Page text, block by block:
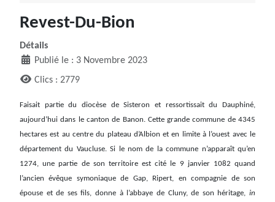
Revest-Du-Bion
Détails
Publié le : 3 Novembre 2023
Clics : 2779
Faisait partie du diocèse de Sisteron et ressortissait du Dauphiné,
aujourd’hui dans le canton de Banon. Cette grande commune de 4345
hectares est au centre du plateau d’Albion et en limite à l’ouest avec le
département du Vaucluse. Si le nom de la commune n’apparaît qu’en
1274, une partie de son territoire est cité le 9 janvier 1082 quand
l’ancien évêque symoniaque de Gap, Ripert, en compagnie de son
épouse et de ses fils, donne à l’abbaye de Cluny, de son héritage, in